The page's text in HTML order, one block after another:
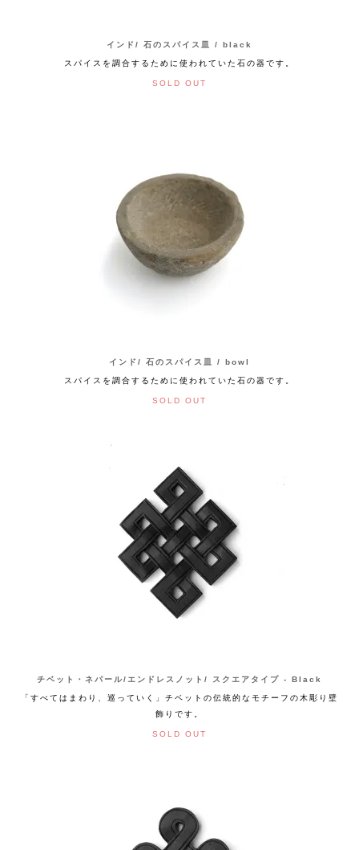
インド/ 石のスパイス皿 / black
スパイスを調合するために使われていた石の器です。
SOLD OUT
インド/ 石のスパイス皿 / bowl
スパイスを調合するために使われていた石の器です。
SOLD OUT
チベット・ネパール/エンドレスノット/ スクエアタイプ - Black
「すべてはまわり、巡っていく」チベットの伝統的なモチーフの木彫り壁
飾りです。
SOLD OUT